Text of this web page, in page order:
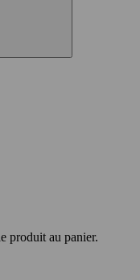
produit au panier.